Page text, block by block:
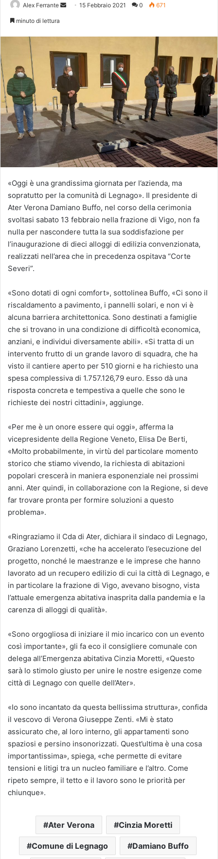
Alex Ferrante
Invia 15 Febbraio 2021 0 671
minuto di lettura
«Oggi è una grandissima giornata per l’azienda, ma
sopratutto per la comunità di Legnago». Il presidente di
Ater Verona Damiano Buffo, nel corso della cerimonia
svoltasi sabato 13 febbraio nella frazione di Vigo, non fa
nulla per nascondere tutta la sua soddisfazione per
l’inaugurazione di dieci alloggi di edilizia convenzionata,
realizzati nell’area che in precedenza ospitava “Corte
Severi”.
«Sono dotati di ogni comfort», sottolinea Buffo, «Ci sono il
riscaldamento a pavimento, i pannelli solari, e non vi è
alcuna barriera architettonica. Sono destinati a famiglie
che si trovano in una condizione di difficoltà economica,
anziani, e individui diversamente abili». «Si tratta di un
intervento frutto di un grande lavoro di squadra, che ha
visto il cantiere aperto per 510 giorni e ha richiesto una
spesa complessiva di 1.757.126,79 euro. Esso dà una
risposta concreta e tempestiva a quelle che sono le
richieste dei nostri cittadini», aggiunge.
«Per me è un onore essere qui oggi», afferma la
vicepresidente della Regione Veneto, Elisa De Berti,
«Molto probabilmente, in virtù del particolare momento
storico che stiamo vivendo, la richiesta di abitazioni
popolari crescerà in maniera esponenziale nei prossimi
anni. Ater quindi, in collaborazione con la Regione, si deve
far trovare pronta per formire soluzioni a questo
problema».
«Ringraziamo il Cda di Ater, dichiara il sindaco di Legnago,
Graziano Lorenzetti, «che ha accelerato l’esecuzione del
progetto, nonché le maestranze e le imprese che hanno
lavorato ad un recupero edilizio di cui la città di Legnago, e
in particolare la frazione di Vigo, avevano bisogno, vista
l’attuale emergenza abitativa inasprita dalla pandemia e la
carenza di alloggi di qualità».
«Sono orgogliosa di iniziare il mio incarico con un evento
così importante», gli fa eco il consigliere comunale con
delega all’Emergenza abitativa Cinzia Moretti, «Questo
sarà lo stimolo giusto per unire le nostre esigenze come
città di Legnago con quelle dell’Ater».
«Io sono incantato da questa bellissima struttura», confida
il vescovo di Verona Giuseppe Zenti. «Mi è stato
assicurato che, al loro interno, gli appartamenti sono
spaziosi e persino insonorizzati. Quest’ultima è una cosa
importantissima», spiega, «che permette di evitare
tensioni e litigi tra un nucleo familiare e l’altro. Come
ripeto sempre, il tetto e il lavoro sono le priorità per
chiunque».
Ater Verona Cinzia Moretti
Comune di Legnago Damiano Buffo